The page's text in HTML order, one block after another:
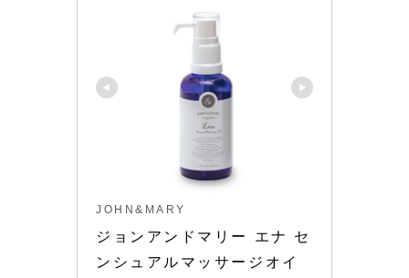
JOHN&MARY
ジョンアンドマリー エナ セ
ンシュアルマッサージオイ